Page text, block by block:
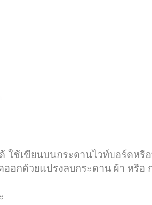
ใช้เขียนบนกระดานไวท์บอร์ดหรื
ออกด้วยแปรงลบกระดาน ผ้า หรือ